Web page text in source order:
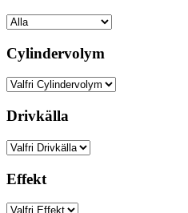
Cylindervolym
Drivkälla
Effekt